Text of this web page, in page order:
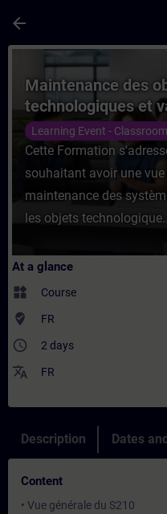
arrow_back
Course -
Maintenance des
technologiques et
SINAMICS S210
Learning Event - Classroom
Cette Formation
souhaitant avoir une vue
maintenance des
les objets
At a glance
widgets Course
where_to_vote FR
access_time 2 days
translate FR
Description Dates
Content
• Vue générale du S210